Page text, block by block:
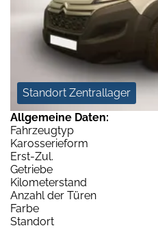
Standort Zentrallager
Allgemeine Daten:
Fahrzeugtyp
Karosserieform
Erst-Zul.
Getriebe
Kilometerstand
Anzahl der Türen
Farbe
Standort